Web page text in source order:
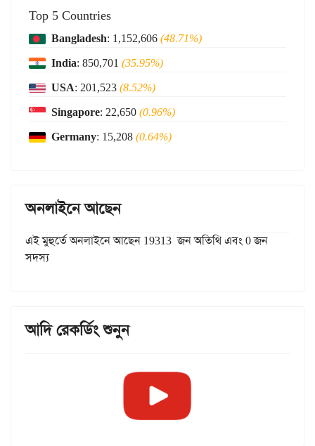
Top 5 Countries
Bangladesh: 1,152,606(48.71%)
India: 850,701 (35.95%)
USA: 201,523(8.52%)
Singapore: 22,650(0.96%)
Germany: 15,208(0.64%)
অনলাইনে আছেন
এই মুহুর্তে অনলাইনে আছেন 19313 জন অতিথি এবং 0 জন
সদস্য
আদি রেকর্ডিং শুনুন